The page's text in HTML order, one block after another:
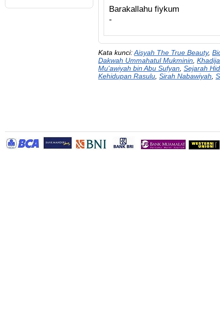
Barakallahu fiykum
-
Kata kunci:Aisyah The True Beauty,
Dakwah Ummahatul Mukminin
Mu'awiyah bin Abu Sufyan Sejarah
Kehidupan Rasulu Sirah Nabawiyah